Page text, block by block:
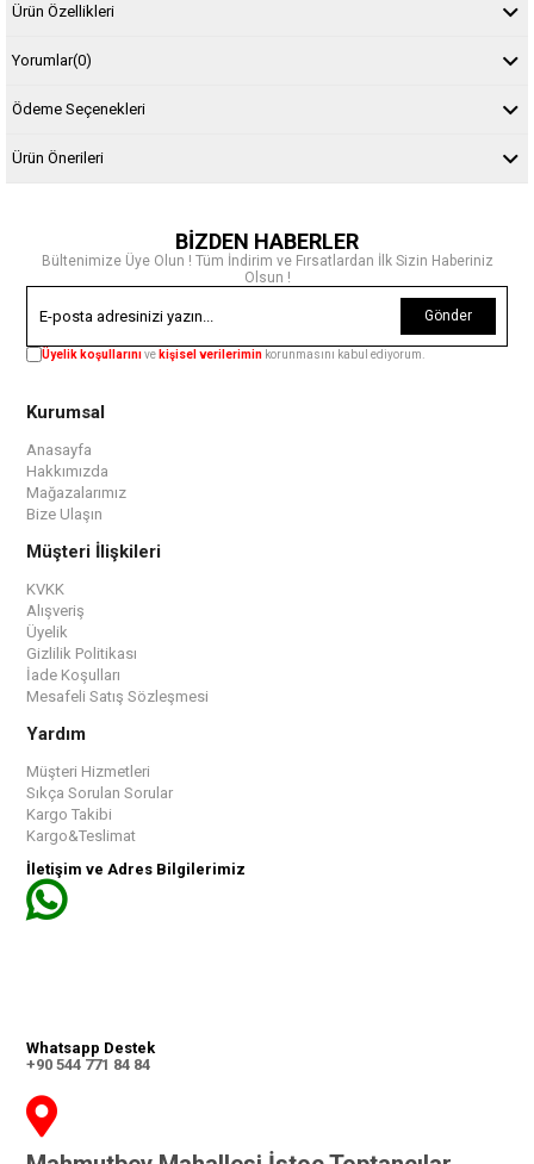
Ürün Özellikleri
Yorumlar(0)
Ödeme Seçenekleri
Ürün Önerileri
BİZDEN HABERLER
Bültenimize Üye Olun ! Tüm İndirim ve Fırsatlardan İlk Sizin Haberiniz
Olsun !
Gönder
Üyelik koşullarınıve kişisel verilerimin korunmasını kabul ediyorum.
Kurumsal
Anasayfa
Hakkımızda
Mağazalarımız
Bize Ulaşın
Müşteri İlişkileri
KVKK
Alışveriş
Üyelik
Gizlilik Politikası
İade Koşulları
Mesafeli Satış Sözleşmesi
Yardım
Müşteri Hizmetleri
Sıkça Sorulan Sorular
Kargo Takibi
Kargo&Teslimat
İletişim ve Adres Bilgilerimiz
Whatsapp Destek
+90 544 771 84 84